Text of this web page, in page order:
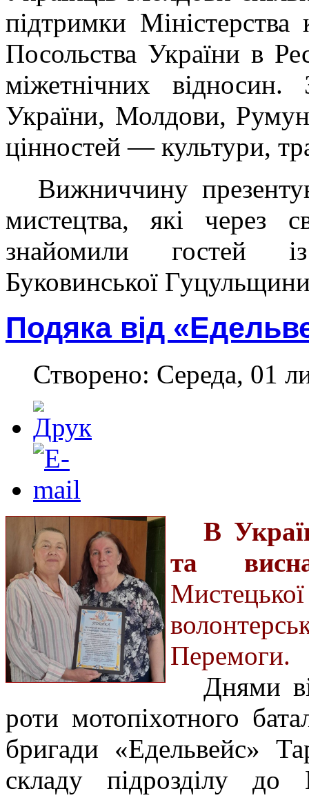
підтримки
Посольства України в
міжетнічних відносин.
України, Молдови,
цінностей — культури,
Вижниччину
мистецтва, які через
знайомили гостей
Буковинської
Подяка від
Створено: Середа, 01
В
та
Перемоги.
Днями
роти мотопіхотного
бригади «Едельвейс»
складу підрозділу до